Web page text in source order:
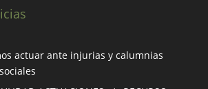
actuar ante injurias y calumnias